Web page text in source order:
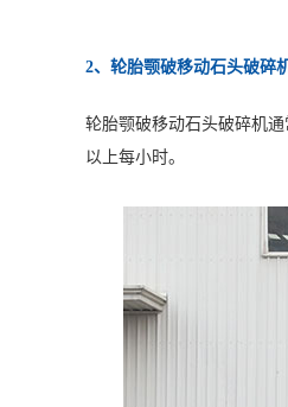
2、轮胎颚破移动石头破碎
轮胎颚破移动石头破碎机
以上每小时。